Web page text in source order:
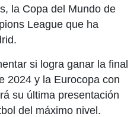
la Copa del Mundo de
League que ha
si logra ganar la final
2024 y la Eurocopa con
su última presentación
del máximo nivel.